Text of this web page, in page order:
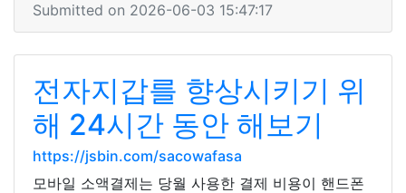
Submitted on 2026-06-03 15:47:17
전자지갑를 향상시키기 위
해 24시간 동안 해보기
https://jsbin.com/sacowafasa
모바일 소액결제는 당월 사용한 결제 비용이 핸드폰